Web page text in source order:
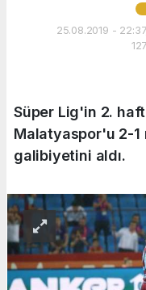
25.08.2019 -
Süper Lig'in 2.
Malatyaspor'u 2-1
galibiyetini aldı.